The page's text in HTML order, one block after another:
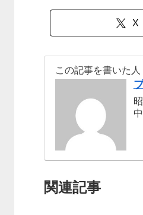
X
この記事を書いた人
中
関連記事